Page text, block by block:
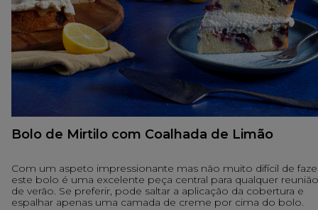
Bolo de Mirtilo com Coalhada de Limão
Com um aspeto impressionante mas não muito difícil de
este bolo é uma excelente peça central para qualquer reunião
de verão. Se preferir, pode saltar a aplicação da cobertura e
espalhar apenas uma camada de creme por cima do bolo.